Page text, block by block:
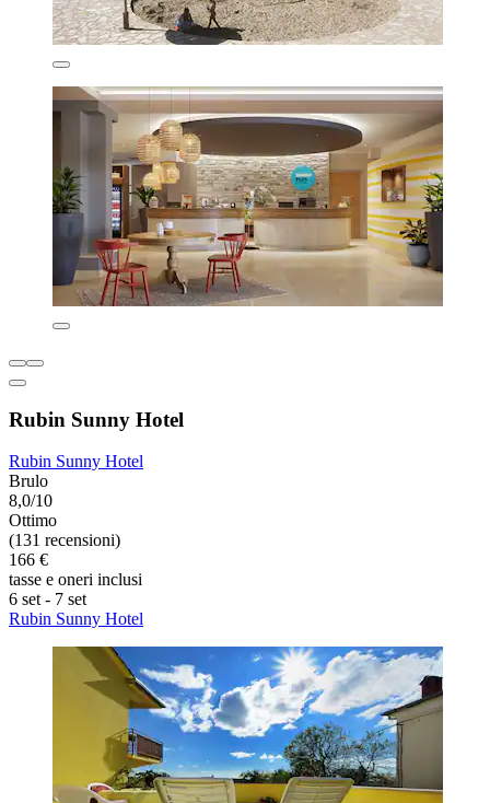
Rubin Sunny Hotel
Rubin Sunny Hotel
Brulo
8,0/10
Ottimo
(131 recensioni)
166 €
tasse e oneri inclusi
6 set - 7 set
Rubin Sunny Hotel